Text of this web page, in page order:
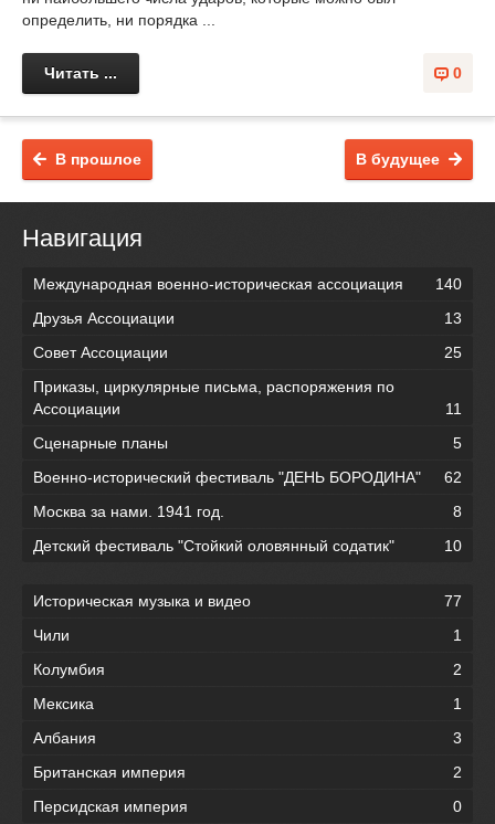
определить, ни порядка ...
0
Читать ...
В будущее
В прошлое
Навигация
Международная военно-историческая ассоциация
140
Друзья Ассоциации
13
Совет Ассоциации
25
Приказы, циркулярные письма, распоряжения по
Ассоциации
11
Сценарные планы
5
Военно-исторический фестиваль "ДЕНЬ БОРОДИНА"
62
Москва за нами. 1941 год.
8
Детский фестиваль "Стойкий оловянный содатик"
10
Историческая музыка и видео
77
Чили
1
Колумбия
2
Мексика
1
Албания
3
Британская империя
2
Персидская империя
0